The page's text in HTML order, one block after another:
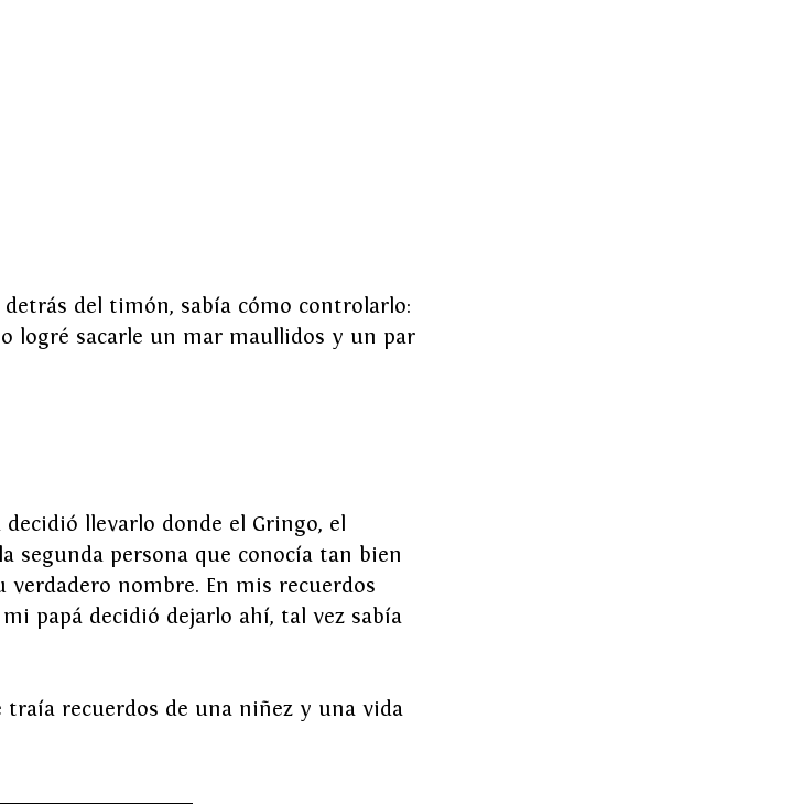
del timón, sabía cómo controlarlo:
logré sacarle un mar maullidos y un par
llevarlo donde el Gringo, el
segunda persona que conocía tan bien
verdadero nombre. En mis recuerdos
papá decidió dejarlo ahí, tal vez sabía
recuerdos de una niñez y una vida